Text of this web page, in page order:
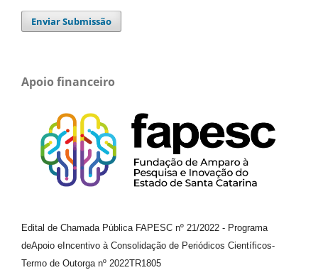
Enviar Submissão
Apoio financeiro
Edital de Chamada Pública FAPESC nº 21/2022 - Programa
deApoio e Incentivo à Consolidação de Periódicos Científicos-
Termo de Outorga nº 2022TR1805